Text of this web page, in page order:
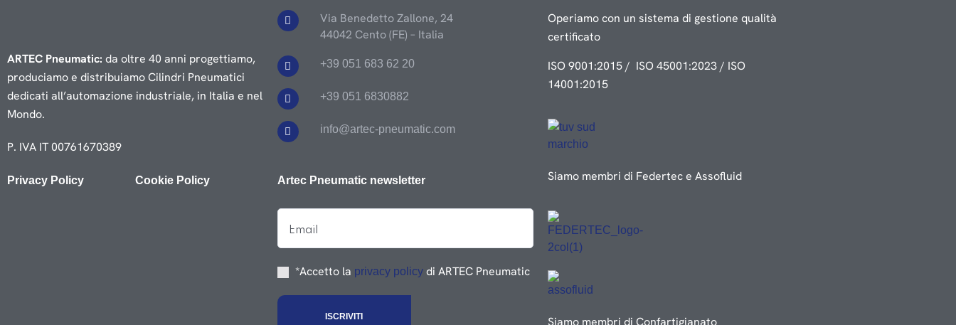
ARTEC Pneumatic: da oltre 40 anni progettiamo,
produciamo e distribuiamo Cilindri Pneumatici
dedicati all’automazione industriale, in Italia e nel
Mondo.
P. IVA IT 00761670389
Privacy Policy Cookie Policy
Via Benedetto Zallone, 24
44042 Cento (FE) – Italia
+39 051 683 62 20
+39 051 6830882
info@artec-pneumatic.com
Artec Pneumatic newsletter
*Accetto la privacy policydi ARTEC Pneumatic
Operiamo con un sistema di gestione qualità
certificato
ISO 9001:2015 / ISO 45001:2023 / ISO
14001:2015
Siamo membri di Federtec e Assofluid
Siamo membri di Confartigianato